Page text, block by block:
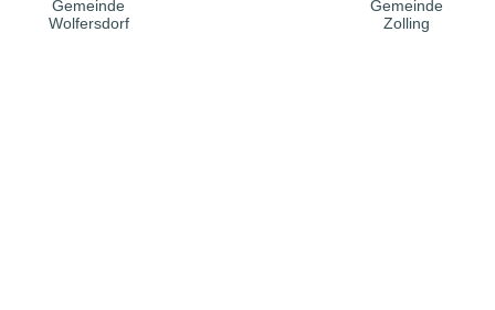
Gemeinde
Wolfersdorf
Gemeinde
Zolling